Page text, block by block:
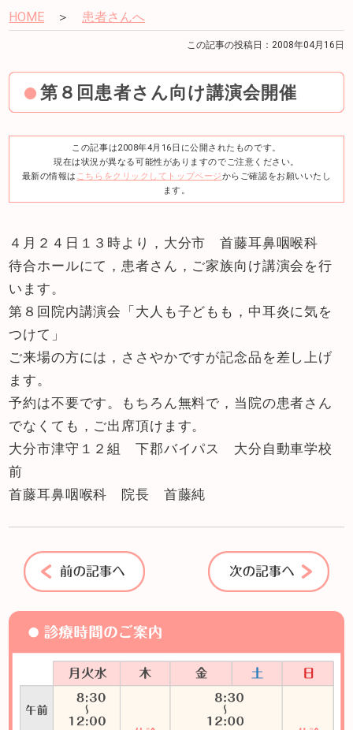
HOME ＞ 患者さんへ
この記事の投稿日：2008年04月16日
第８回患者さん向け講演会開催
この記事は2008年4月16日に公開されたものです。
現在は状況が異なる可能性がありますのでご注意ください。
最新の情報は こちらをクリックしてトップページからご確認をお願いいたし
ます。
４月２４日１３時より，大分市 首藤耳鼻咽喉科
待合ホールにて，患者さん，ご家族向け講演会を行
います。
第８回院内講演会「大人も子どもも，中耳炎に気を
つけて」
ご来場の方には，ささやかですが記念品を差し上げ
ます。
予約は不要です。もちろん無料で，当院の患者さん
でなくても，ご出席頂けます。
大分市津守１２組 下郡バイパス 大分自動車学校
前
首藤耳鼻咽喉科 院長 首藤純